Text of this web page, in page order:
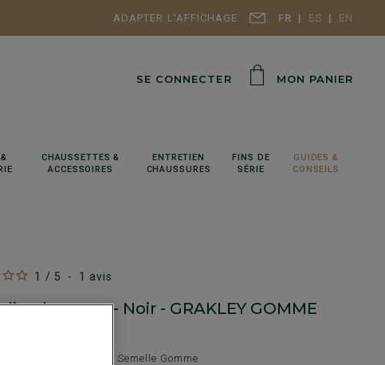
FR ES EN
ADAPTER L'AFFICHAGE
SE CONNECTER MON PANIER
CHAUSSETTES &
ACCESSOIRES
ENTRETIEN
CHAUSSURES
FINS DE
SÉRIE
GUIDES &
CONSEILS
1 / 5 - 1 avis
homme - Noir - GRAKLEY GOMME
de ville de luxe - Semelle Gomme